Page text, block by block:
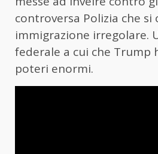
controversa Polizia che si
immigrazione irregolare.
federale a cui che Trump
poteri enormi.